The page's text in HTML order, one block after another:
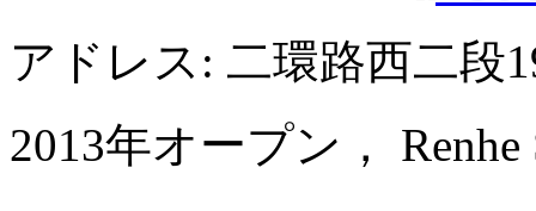
アドレス: 二環路西二段
2013年オープン， Renhe